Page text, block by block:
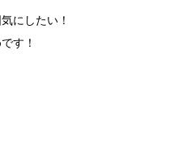
にしたい！
す！